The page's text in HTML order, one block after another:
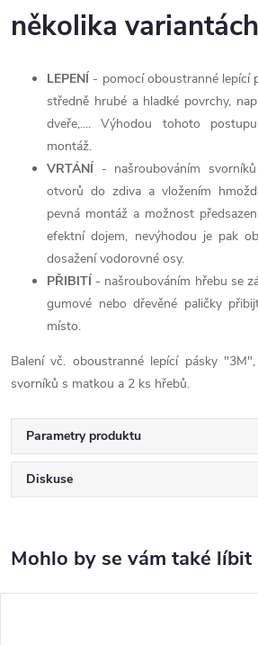
několika
LEPENÍ - pomocí oboustranné lepící
středně hrubé a hladké povrchy,
dveře,.... Výhodou tohoto
montáž.
VRTÁNÍ - našroubováním
otvorů do zdiva a vložením
pevná montáž a možnost
efektní dojem, nevýhodou je pak
dosažení vodorovné osy.
PŘIBITÍ - našroubováním hřebu se
gumové nebo dřevěné paličky
místo.
Balení vč. oboustranné lepící pásky
svorníků s matkou a 2 ks hřebů.
Parametry produktu
Diskuse